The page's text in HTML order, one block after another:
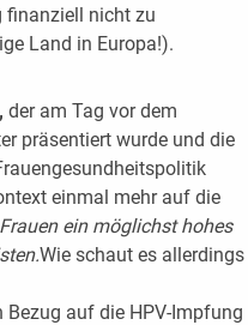
finanziell nicht zu
Land in Europa!).
der am Tag vor dem
präsentiert wurde und die
einmal mehr auf die
ein möglichst hohes
Wie schaut es allerdings
auf die HPV-Impfung